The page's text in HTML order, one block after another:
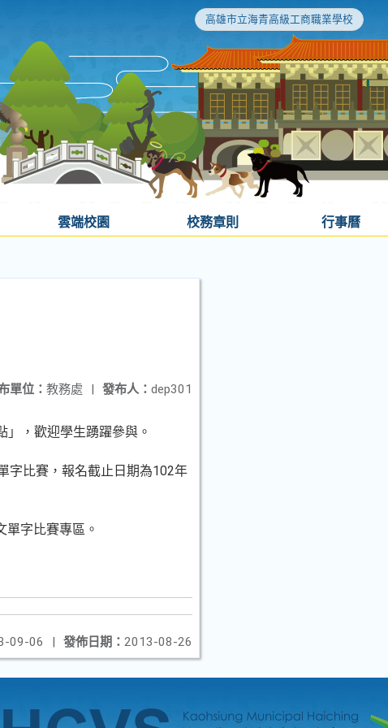
高雄市立海青高級工商職業學校
雲端校園 校務章則 行事曆
發布人： dep301
單位： 教務處 |
，歡迎學生踴躍參與。
字比賽，報名截止日期為102年
單字比賽專區。
發佈日期： 2013-08-26
09-06 |